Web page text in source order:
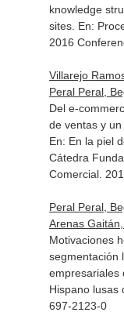
knowledge
sites. En:
2016
Villarejo
Peral Peral,
Del e-
de ventas y
En: En la piel
Cátedra
Comercial.
Peral Peral,
Arenas
Motivaciones
segmentación
empresariales
Hispano lusas
697-2123-0